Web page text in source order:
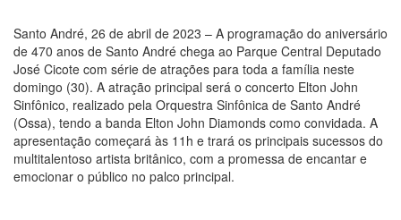
Santo André, 26 de abril de 2023 – A programação do aniversário
de 470 anos de Santo André chega ao Parque Central Deputado
José Cicote com série de atrações para toda a família neste
domingo (30). A atração principal será o concerto Elton John
Sinfônico, realizado pela Orquestra Sinfônica de Santo André
(Ossa), tendo a banda Elton John Diamonds como convidada. A
apresentação começará às 11h e trará os principais sucessos do
multitalentoso artista britânico, com a promessa de encantar e
emocionar o público no palco principal.